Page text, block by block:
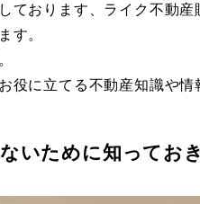
ております、ライク不動産
す。
役に立てる不動産知識や
いために知ってお